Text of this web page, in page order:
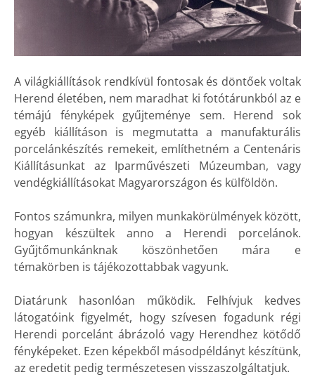
A világkiállítások rendkívül fontosak és döntőek voltak
Herend életében, nem maradhat ki fotótárunkból az e
témájú fényképek gyűjteménye sem. Herend sok
egyéb kiállításon is megmutatta a manufakturális
porcelánkészítés remekeit, említhetném a Centenáris
Kiállításunkat az Iparművészeti Múzeumban, vagy
vendégkiállításokat Magyarországon és külföldön.
Fontos számunkra, milyen munkakörülmények között,
hogyan készültek anno a Herendi porcelánok.
Gyűjtőmunkánknak köszönhetően mára e
témakörben is tájékozottabbak vagyunk.
Diatárunk hasonlóan működik. Felhívjuk kedves
látogatóink figyelmét, hogy szívesen fogadunk régi
Herendi porcelánt ábrázoló vagy Herendhez kötődő
fényképeket. Ezen képekből másodpéldányt készítünk,
az eredetit pedig természetesen visszaszolgáltatjuk.